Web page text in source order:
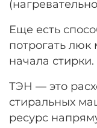
Еще есть
потрогать люк
начала
ТЭН — это
стиральных
ресурс